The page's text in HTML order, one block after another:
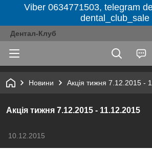
Viber 0634771503, telegram
dental_club_sale
Дентал-Клуб
Новини Акція тижня 7.12.2015 -
Акція тижня 7.12.2015 - 11.12.2015
10.12.2015